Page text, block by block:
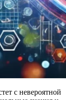
с невероятной